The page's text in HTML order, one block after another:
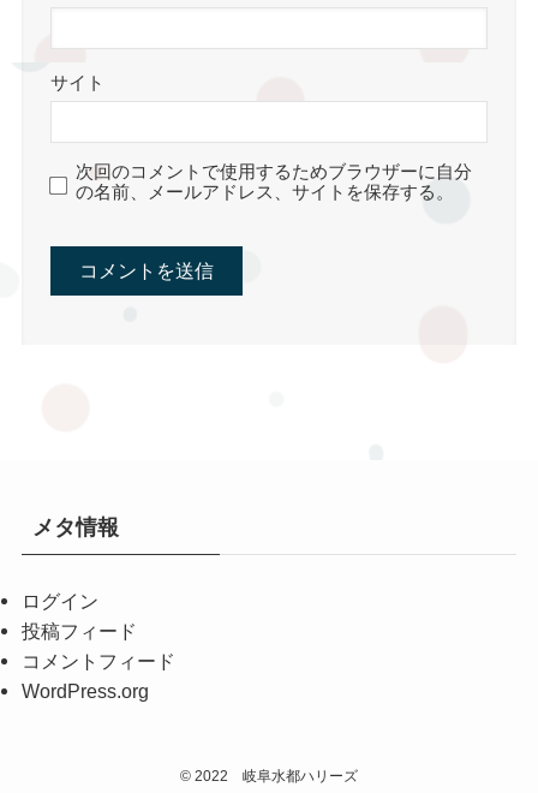
サイト
次回のコメントで使用するためブラウザーに自分
の名前、メールアドレス、サイトを保存する。
メタ情報
ログイン
投稿フィード
コメントフィード
WordPress.org
© 2022 岐阜水都ハリーズ